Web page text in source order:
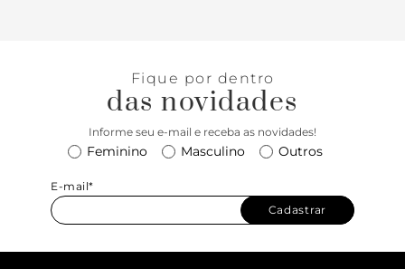
presentear e ser presenteada nas festas de fim de ano. Você
merece esse conforto!
Fique por dentro
das novidades
Informe seu e-mail e receba as novidades!
Feminino Masculino Outros
E-mail*
Cadastrar